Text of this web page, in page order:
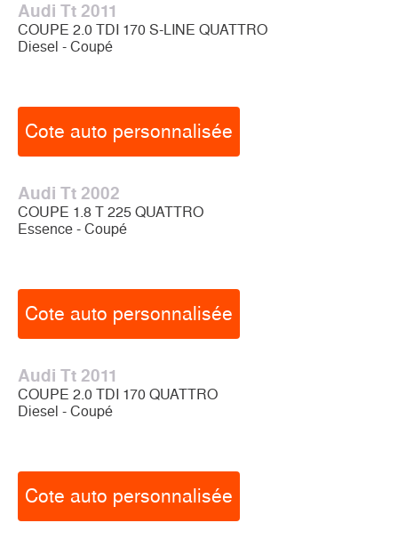
Audi Tt 2011
COUPE 2.0 TDI 170 S-LINE QUATTRO
Diesel - Coupé
Cote auto personnalisée
Audi Tt 2002
COUPE 1.8 T 225 QUATTRO
Essence - Coupé
Cote auto personnalisée
Audi Tt 2011
COUPE 2.0 TDI 170 QUATTRO
Diesel - Coupé
Cote auto personnalisée